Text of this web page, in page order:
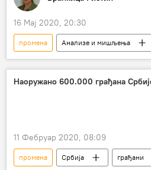
16 Мај 2020, 20:30
промена Анализе и мишљења
став
Косово и Метохија (КиМ)
Наоружано 600.000 грађана
11 Фебруар 2020, 08:09
промена Србија
грађани